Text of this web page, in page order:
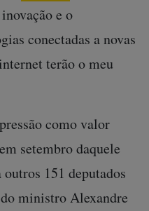
e o
conectadas a novas
terão o meu
como valor
setembro daquele
151 deputados
ministro Alexandre